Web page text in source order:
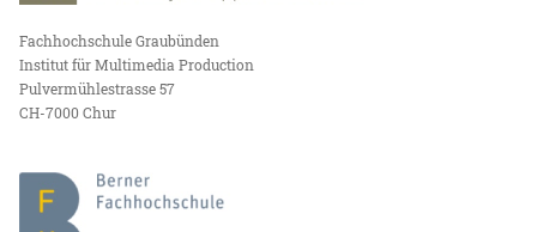
Fachhochschule Graubünden
Institut für Multimedia Production
Pulvermühlestrasse 57
CH-7000 Chur